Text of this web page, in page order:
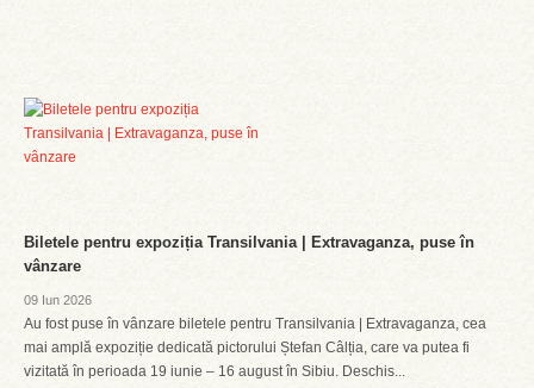
Biletele pentru expoziția Transilvania | Extravaganza, puse în
vânzare
09 Iun 2026
Au fost puse în vânzare biletele pentru Transilvania | Extravaganza, cea
mai amplă expoziție dedicată pictorului Ștefan Câlția, care va putea fi
vizitată în perioada 19 iunie – 16 august în Sibiu. Deschis...